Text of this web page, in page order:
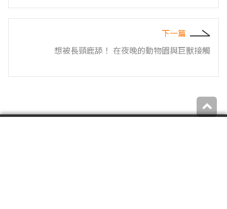
下一篇
想被長頸鹿舔！ 在夜晚的動物園與巨獸接觸